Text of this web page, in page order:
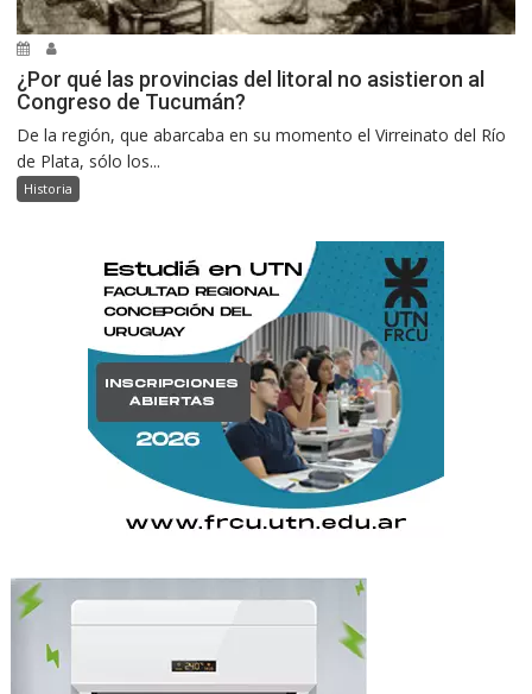
¿Por qué las provincias del litoral no asistieron al
Congreso de Tucumán?
De la región, que abarcaba en su momento el Virreinato del Río
de Plata, sólo los...
Historia